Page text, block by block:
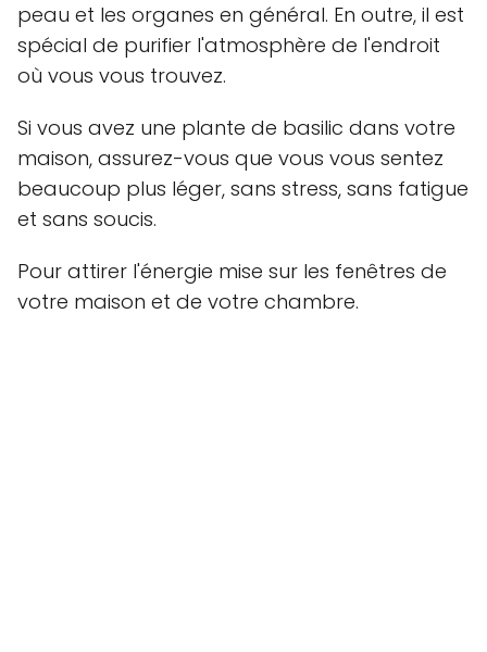
peau et les organes en général. En outre, il est
spécial de purifier l'atmosphère de l'endroit
où vous vous trouvez.
Si vous avez une plante de basilic dans votre
maison, assurez-vous que vous vous sentez
beaucoup plus léger, sans stress, sans fatigue
et sans soucis.
Pour attirer l'énergie mise sur les fenêtres de
votre maison et de votre chambre.